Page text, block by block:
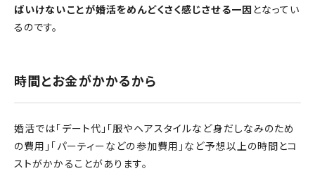
ばいけないことが婚活をめんどくさく感じさせる一因 となってい
るのです。
時間とお金がかかるから
婚活では「デート代」「服やヘアスタイルなど身だしなみのため
の費用」「パーティーなどの参加費用」など予想以上の時間とコ
ストがかかることがあります。